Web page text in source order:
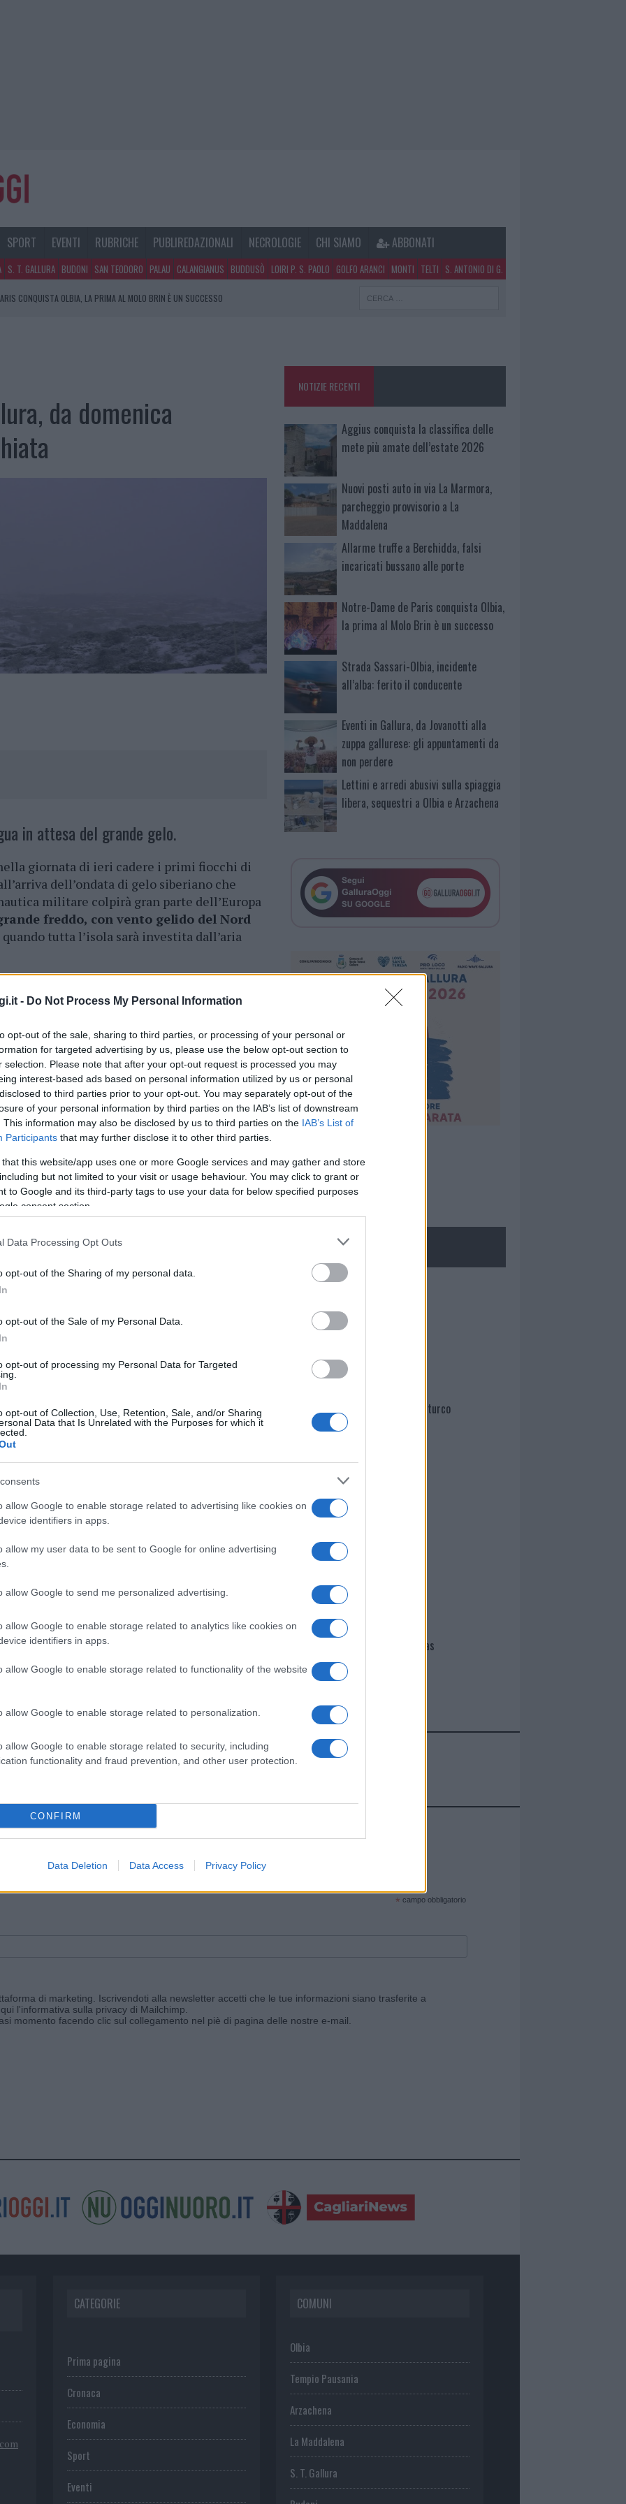
- Do Not Process My Personal Information
opt-out of the sale, sharing to third parties, or processing of your personal or
for targeted advertising by us, please use the below opt-out section to
selection. Please note that after your opt-out request is processed you may
interest-based ads based on personal information utilized by us or personal
to third parties prior to your opt-out. You may separately opt-out of the
of your personal information by third parties on the IAB’s list of downstream
This information may also be disclosed by us to third parties on the IAB’s List of
Participants that may further disclose it to other third parties.
that this website/app uses one or more Google services and may gather and store
but not limited to your visit or usage behaviour. You may click to grant or
to Google and its third-party tags to use your data for below specified purposes
consent section.
Data Processing Opt Outs
opt-out of the Sharing of my personal data.
opt-out of the Sale of my Personal Data.
opt-out of processing my Personal Data for Targeted
opt-out of Collection, Use, Retention, Sale, and/or Sharing
Data that Is Unrelated with the Purposes for which it
allow Google to enable storage related to advertising like cookies on
identifiers in apps.
allow my user data to be sent to Google for online advertising
allow Google to send me personalized advertising.
allow Google to enable storage related to analytics like cookies on
identifiers in apps.
allow Google to enable storage related to functionality of the website
allow Google to enable storage related to personalization.
allow Google to enable storage related to security, including
functionality and fraud prevention, and other user protection.
CONFIRM
Data Deletion Data Access Privacy Policy
SPORT EVENTI RUBRICHE PUBLIREDAZIONALI NECROLOGIE CHI SIAMO ABBONATI
S. T. GALLURA BUDONI SAN TEODORO PALAU CALANGIANUS BUDDUSÒ LOIRI P. S. PAOLO GOLFO ARANCI MONTI TELTI S. ANTONIO DI G.
CONQUISTA OLBIA, LA PRIMA AL MOLO BRIN È UN SUCCESSO
INCIDENTE ALL’ALBA: FERITO IL CONDUCENTE
da domenica
in attesa del grande gelo.
giornata di ieri cadere i primi fiocchi di
dell’ondata di gelo siberiano che
militare colpirà gran parte dell’Europa
freddo, con vento gelido del Nord
quando tutta l’isola sarà investita dall’aria
e domenica in poi sono attese in picchiata,
scenderà fino a 200-330 metri sul livello
i meteorologi, proseguirà sicuramente per
Prossimo articolo
NOTIZIE RECENTI
Aggius conquista la classifica delle
mete più amate dell’estate 2026
Nuovi posti auto in via La Marmora,
parcheggio provvisorio a La
Maddalena
Allarme truffe a Berchidda, falsi
incaricati bussano alle porte
Notre-Dame de Paris conquista Olbia,
la prima al Molo Brin è un successo
Strada Sassari-Olbia, incidente
all’alba: ferito il conducente
Eventi in Gallura, da Jovanotti alla
zuppa gallurese: gli appuntamenti da
non perdere
Lettini e arredi abusivi sulla spiaggia
libera, sequestri a Olbia e Arzachena
NECROLOGIE
Martina Agostina Diturco
I nostri cari
I nostri cari
Giovannimaria Cabras
Invia un Comunicato Stampa|Pubblicità|Segnala
e ricevi le nostre email periodiche contenenti le ultime notizie pubblicate sul sito web!
* campo obbligatorio
di marketing. Iscrivendoti alla newsletter accetti che le tue informazioni siano trasferite a
l'informativa sulla privacy di Mailchimp
momento facendo clic sul collegamento nel piè di pagina delle nostre e-mail.
CATEGORIE
Prima pagina
Cronaca
Economia
Sport
Eventi
COMUNI
Olbia
Tempio Pausania
Arzachena
La Maddalena
S. T. Gallura